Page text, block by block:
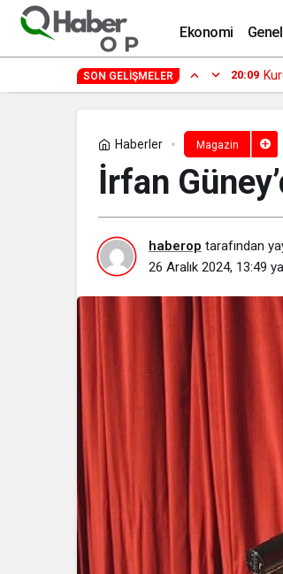
Ekonomi Genel
SON GELIŞMELER 17:09
Haberler Magazin
İrfan
haberop tarafından
26 Aralık 2024, 13:49
21. Peron’dan Orhan